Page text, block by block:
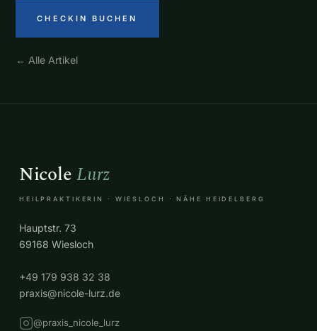
CHECKIN BUCHEN
← Alle Artikel
NicoleLurz
HEILPRAKTIKERIN · WIESLOCH · NÄHE HEIDELBERG
Hauptstr. 73
69168 Wiesloch
+49 179 938 32 38
praxis@nicole-lurz.de
@praxis_nicole_lurz